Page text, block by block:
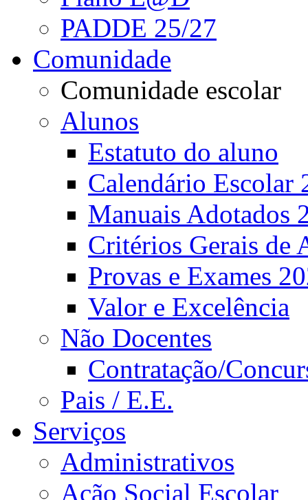
PADDE 25/27
Comunidade
Comunidade escolar
Alunos
Estatuto do aluno
Calendário Escolar
Manuais Adotados
Critérios Gerais de
Provas e Exames
Valor e Excelência
Não Docentes
Contratação/
Pais / E.E.
Serviços
Administrativos
Ação Social Escolar